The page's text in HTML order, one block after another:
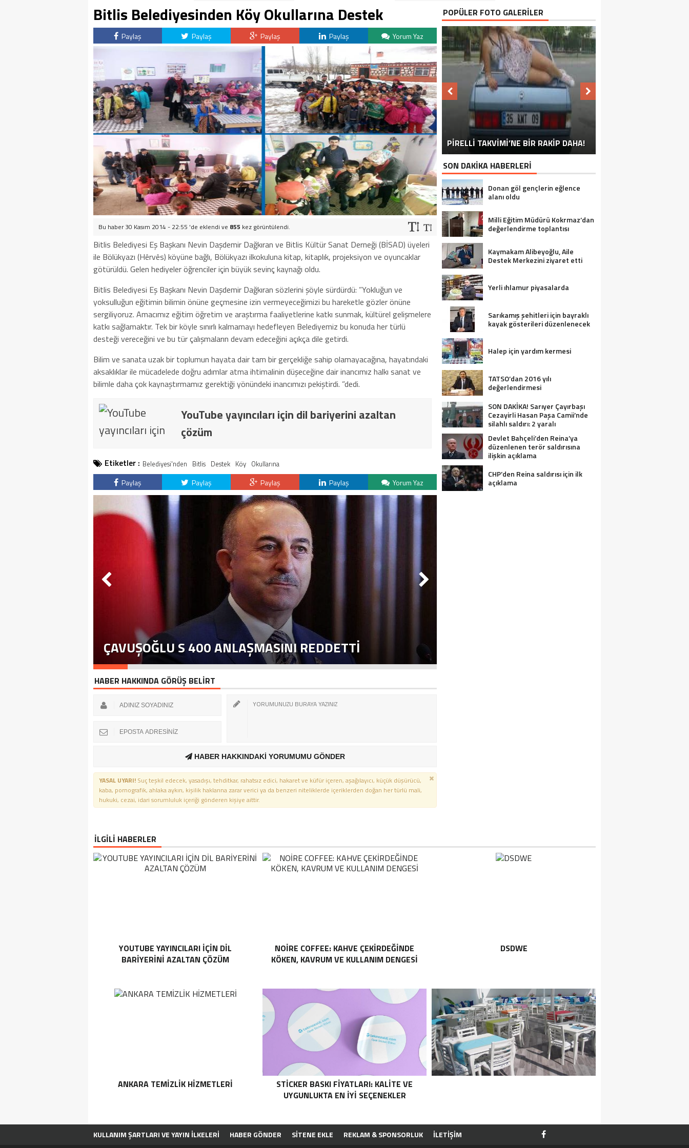
Bitlis Belediyesinden Köy Okullarına Destek
Paylaş Paylaş Paylaş Paylaş Yorum Yaz
Bu haber 30 Kasım 2014 - 22:55 'de eklendi ve 855 kez görüntülendi.
Bitlis Belediyesi Eş Başkanı Nevin Daşdemir Dağkıran ve Bitlis Kültür Sanat Derneği (BİSAD) üyeleri
ile Bölükyazı (Hêrvês) köyüne bağlı, Bölükyazı ilkokuluna kitap, kitaplık, projeksiyon ve oyuncaklar
götürüldü. Gelen hediyeler öğrenciler için büyük sevinç kaynağı oldu.
Bitlis Belediyesi Eş Başkanı Nevin Daşdemir Dağkıran sözlerini şöyle sürdürdü: ”Yokluğun ve
yoksulluğun eğitimin bilimin önüne geçmesine izin vermeyeceğimizi bu hareketle gözler önüne
sergiliyoruz. Amacımız eğitim öğretim ve araştırma faaliyetlerine katkı sunmak, kültürel gelişmelere
katkı sağlamaktır. Tek bir köyle sınırlı kalmamayı hedefleyen Belediyemiz bu konuda her türlü
desteği vereceğini ve bu tür çalışmaların devam edeceğini açıkça dile getirdi.
Bilim ve sanata uzak bir toplumun hayata dair tam bir gerçekliğe sahip olamayacağına, hayatındaki
aksaklıklar ile mücadelede doğru adımlar atma ihtimalinin düşeceğine dair inancımız halkı sanat ve
bilimle daha çok kaynaştırmamız gerektiği yönündeki inancımızı pekiştirdi. ”dedi.
YouTube yayıncıları için dil bariyerini azaltan
çözüm
Etiketler : Belediyesi'nden Bitlis Destek Köy Okullarına
Paylaş Paylaş Paylaş Paylaş Yorum Yaz
ÇAVUŞOĞLU S 400 ANLAŞMASINI REDDETTI
HABER HAKKINDA GÖRÜŞ BELİRT
HABER HAKKINDAKİ YORUMUMU GÖNDER
YASAL UYARI! Suç teşkil edecek, yasadışı, tehditkar, rahatsız edici, hakaret ve küfür içeren, aşağılayıcı, küçük düşürücü,
kaba, pornografik, ahlaka aykırı, kişilik haklarına zarar verici ya da benzeri niteliklerde içeriklerden doğan her türlü mali,
hukuki, cezai, idari sorumluluk içeriği gönderen kişiye aittir.
POPÜLER FOTO GALERİLER
PİRELLİ TAKVİMİ’NE BİR RAKİP DAHA!
EN İYİ ‘KURBAN BAYRAMI’ CAPSLERİ!
BUNU SÖYLEMEYEN ESNAF GÖRDÜNÜZ
MÜ?
FOTOĞRAFLARLA HIZAN
FOTOĞRAFLARLA BITLIS
FOTOĞRAFLARLA TATVAN
FOTOĞRAFLARLA GÜROYMAK
FOTOĞRAFLARLA AHLAT
FOTOĞRAFLARLA ADILCEVAZ
FOTOĞRAFLARLA MUTKI
SON DAKİKA HABERLERİ
Donan göl gençlerin eğlence
alanı oldu
Milli Eğitim Müdürü Kokrmaz’dan
değerlendirme toplantısı
Kaymakam Alibeyoğlu, Aile
Destek Merkezini ziyaret etti
Yerli ıhlamur piyasalarda
Sarıkamış şehitleri için bayraklı
kayak gösterileri düzenlenecek
Halep için yardım kermesi
TATSO’dan 2016 yılı
değerlendirmesi
SON DAKİKA! Sarıyer Çayırbaşı
Cezayirli Hasan Paşa Camii’nde
silahlı saldırı: 2 yaralı
Devlet Bahçeli’den Reina’ya
düzenlenen terör saldırısına
ilişkin açıklama
CHP’den Reina saldırısı için ilk
açıklama
İLGİLİ HABERLER
YOUTUBE YAYINCILARI IÇIN DIL
BARIYERINI AZALTAN ÇÖZÜM
NOIRE COFFEE: KAHVE ÇEKIRDEĞINDE
KÖKEN, KAVRUM VE KULLANIM DENGESI
DSDWE
ANKARA TEMIZLIK HIZMETLERI
STICKER BASKI FIYATLARI: KALITE VE
UYGUNLUKTA EN İYI SEÇENEKLER
KULLANIM ŞARTLARI VE YAYIN İLKELERI HABER GÖNDER SİTENE EKLE REKLAM & SPONSORLUK İLETIŞIM